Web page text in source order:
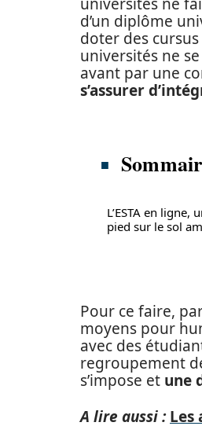
d’un diplôme
doter des
universités ne
avant par une
s’assurer
L’ESTA en
pied sur le sol
Pour ce faire,
moyens pour
avec des
regroupement
s’impose et une
A lire aussi : Les